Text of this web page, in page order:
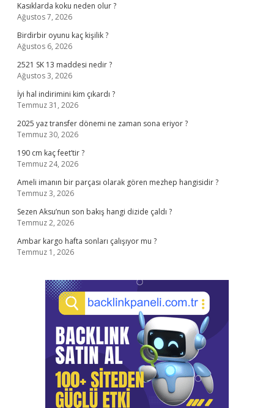
Kasıklarda koku neden olur ?
Ağustos 7, 2026
Birdirbir oyunu kaç kişilik ?
Ağustos 6, 2026
2521 SK 13 maddesi nedir ?
Ağustos 3, 2026
İyi hal indirimini kim çıkardı ?
Temmuz 31, 2026
2025 yaz transfer dönemi ne zaman sona eriyor ?
Temmuz 30, 2026
190 cm kaç feet’tir ?
Temmuz 24, 2026
Ameli imanın bir parçası olarak gören mezhep hangisidir ?
Temmuz 3, 2026
Sezen Aksu’nun son bakış hangi dizide çaldı ?
Temmuz 2, 2026
Ambar kargo hafta sonları çalışıyor mu ?
Temmuz 1, 2026